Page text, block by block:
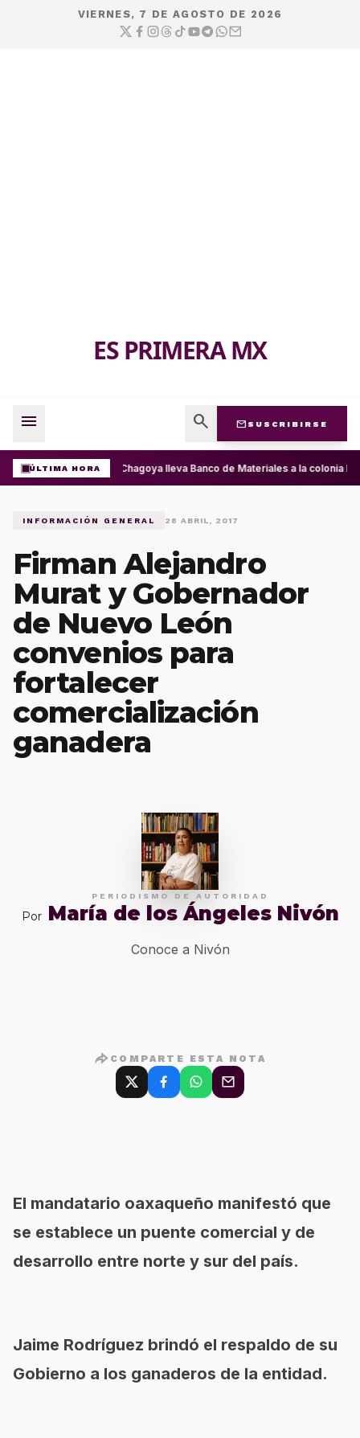
VIERNES, 7 DE AGOSTO DE 2026
ES PRIMERA MX
menu search mail SUSCRIBIRSE
ÚLTIMA HORARay Chagoya lleva Banco de Materiales a la colonia
INFORMACIÓN GENERAL 28 ABRIL, 2017
Firman Alejandro
Murat y Gobernador
de Nuevo León
convenios para
fortalecer
comercialización
ganadera
PERIODISMO DE AUTORIDAD
Por María de los Ángeles Nivón
Conoce a Nivón
COMPARTE ESTA NOTA
El mandatario oaxaqueño manifestó que
se establece un puente comercial y de
desarrollo entre norte y sur del país.
Jaime Rodríguez brindó el respaldo de su
Gobierno a los ganaderos de la entidad.